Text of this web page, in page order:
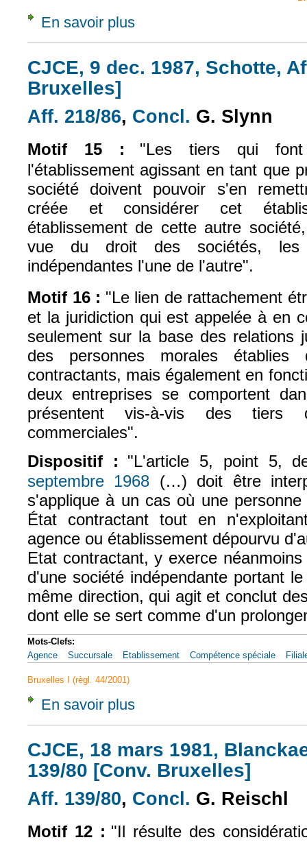
En savoir plus
CJCE, 9 dec. 1987, Schotte,
Bruxelles]
Aff. 218/86 (le lien est externe)
, Concl. (le lien est
G. Slynn
Motif 15 : "Les tiers qui font
l'établissement agissant en tant que
société doivent pouvoir s'en
créée et considérer cet
établissement de cette autre
vue du droit des sociétés, les
indépendantes l'une de l'autre".
Motif 16 : "Le lien de rattachement
et la juridiction qui est appelée à en
seulement sur la base des relations
des personnes morales établies
contractants, mais également en
deux entreprises se comportent
présentent vis-à-vis des tiers
commerciales".
Dispositif : "L'article 5, point 5,
septembre 1968 (le lien est externe)
(…) doit être
s'applique à un cas où une
État contractant tout en
agence ou établissement dépourvu
Etat contractant, y exerce
d'une société indépendante portant
même direction, qui agit et conclut
dont elle se sert comme d'un
Mots-Clefs:
Agence
Succursale Etablissement Compétence spéciale
Bruxelles I (règl. 44/2001)
En savoir plus
CJCE, 18 mars 1981,
139/80 [Conv. Bruxelles]
Aff. 139/80 (le lien est externe)
, Concl. (le lien est
G. Reischl
Motif 12 : "Il résulte des